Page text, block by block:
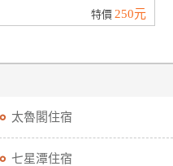
特價 250元
太魯閣住宿
七星潭住宿